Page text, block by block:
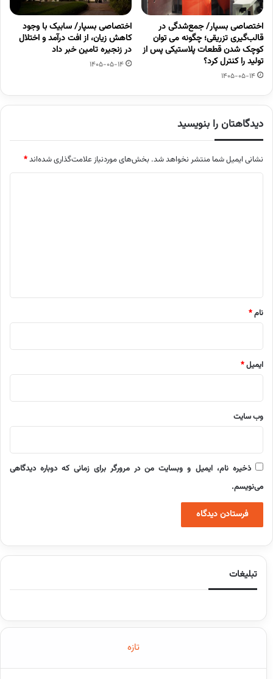
اختصاصی بسپار/ جمع‌شدگی در
قالب‌گیری تزریقی؛ چگونه می توان
کوچک شدن قطعات پلاستیکی پس از
تولید را کنترل کرد؟
1405-05-14
اختصاصی بسپار/ سابیک با وجود
کاهش زیان، از افت درآمد و اختلال
در زنجیره تامین خبر داد
1405-05-14
دیدگاهتان را بنویسید
نشانی ایمیل شما منتشر نخواهد شد. بخش‌های موردنیاز علامت‌گذاری شده‌اند*
نام*
ایمیل*
وب‌ سایت
ذخیره نام، ایمیل و وبسایت من در مرورگر برای زمانی که دوباره دیدگاهی
می‌نویسم.
تبلیغات
تازه